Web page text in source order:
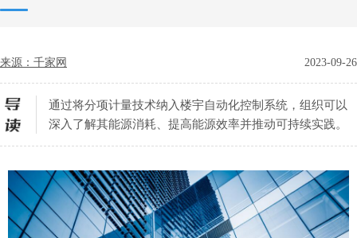
来源：千家网 2023-09-26
通过将分项计量技术纳入楼宇自动化控制系统，组织可以
深入了解其能源消耗、提高能源效率并推动可持续实践。